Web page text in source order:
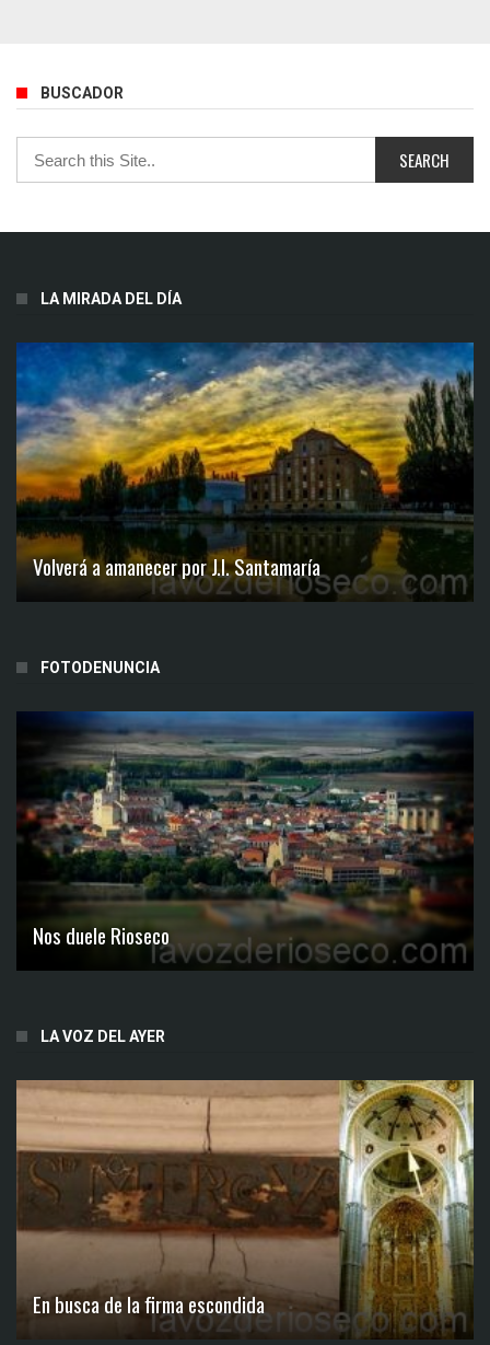
BUSCADOR
LA MIRADA DEL DÍA
Volverá a amanecer por J.I. Santamaría
FOTODENUNCIA
Nos duele Rioseco
LA VOZ DEL AYER
En busca de la firma escondida